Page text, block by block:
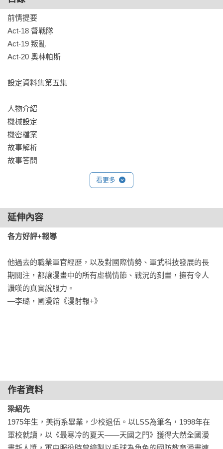
這一擊，他們會得逞嗎？
前情提要
Act-18 督戰隊
Act-19 叛亂
Act-20 奧林帕斯
設定資料集第五集
人物介紹
機械設定
機密檔案
故事解析
故事答問
看更多
延伸內容
各方好評+報導
他過去的職業軍官經歷，以及對國際情勢、軍武科技發展的長
期關注，都讓漫畫中的所有虛構情節、戰況的刻畫，擁有令人
讚嘆的真實說服力。
—李璐，國漫館《漫射報+》
作者資料
梁紹先
1975年生，美術系畢業，少校退伍。以LSS為筆名，1998年在
軍校就讀，以《最寒冷的夏天——天國之門》獲得大然全國漫